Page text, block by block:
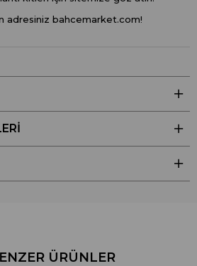
adresiniz bahcemarket.com!
ÜRÜNLER